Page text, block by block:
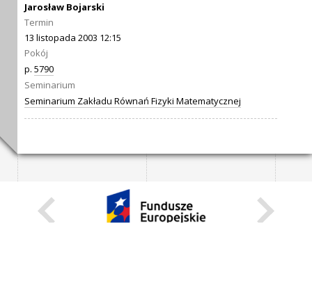
Jarosław Bojarski
Termin
13 listopada 2003 12:15
Pokój
p. 5790
Seminarium
Seminarium Zakładu Równań Fizyki Matematycznej